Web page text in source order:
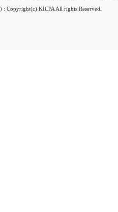
Copyright(c) KICPA All rights Reserved.